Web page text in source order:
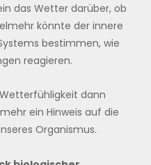
das Wetter darüber, ob
könnte der innere
bestimmen, wie
reagieren.
dann
ein Hinweis auf die
Organismus.